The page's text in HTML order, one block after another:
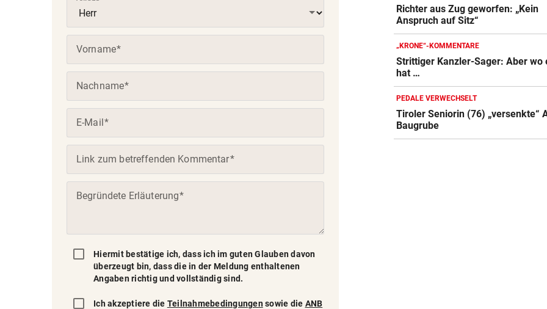
(Pflichtfeld)
Vorname
(Pflichtfeld)
Nachname
(Pflichtfeld)
E-Mail
(Pflichtfeld)
Link zum betreffenden Kommentar
(Pflichtfeld)
Begründete Erläuterung
(Pflichtfeld)
Hiermit bestätige ich, dass ich im guten Glauben davon
überzeugt bin, dass die in der Meldung enthaltenen
Angaben richtig und vollständig sind.
(Pflichtfeld)
Ich akzeptiere die Teilnahmebedingungensowie die ANB
Richter aus Zug geworfen: „Kein
Anspruch auf Sitz“
„KRONE“-KOMMENTARE
Strittiger Kanzler-Sager: Aber wo
hat …
PEDALE VERWECHSELT
Tiroler Seniorin (76) „versenkte“
Baugrube